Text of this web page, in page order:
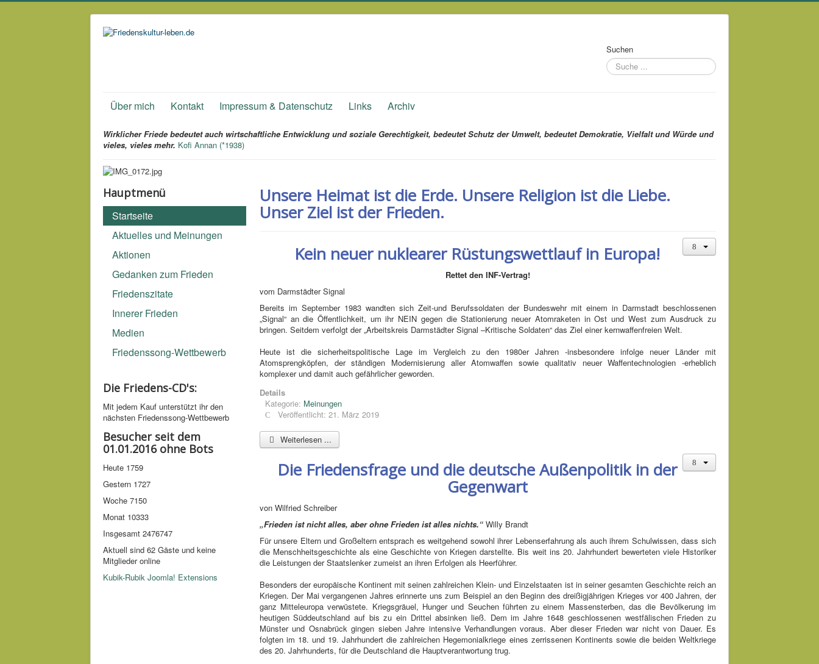
Suchen
Über mich Kontakt Impressum & Datenschutz Links Archiv
Wirklicher Friede bedeutet auch wirtschaftliche Entwicklung und soziale Gerechtigkeit, bedeutet Schutz der Umwelt, bedeutet Demokratie, Vielfalt und Würde und
vieles, vieles mehr. Kofi Annan (*1938)
Hauptmenü
Startseite
Aktuelles und Meinungen
Aktionen
Gedanken zum Frieden
Friedenszitate
Innerer Frieden
Medien
Friedenssong-Wettbewerb
Die Friedens-CD's:
Mit jedem Kauf unter­stützt ihr den
nächsten Friedens­song-­Wettbe­werb
Besucher seit dem
01.01.2016 ohne Bots
Heute 1759
Gestern 1727
Woche 7150
Monat 10333
Insgesamt 2476747
Aktuell sind 62 Gäste und keine
Mitglieder online
Kubik-Rubik Joomla! Extensions
Unsere Heimat ist die Erde. Unsere Religion ist die Liebe.
Unser Ziel ist der Frieden.
Kein neuer nuklearer Rüstungswettlauf in Europa!
Rettet den INF-Vertrag!
vom Darmstädter Signal
Bereits im September 1983 wandten sich Zeit-und Berufssoldaten der Bundeswehr mit einem in Darmstadt beschlossenen
„Signal“ an die Öffentlichkeit, um ihr NEIN gegen die Stationierung neuer Atomraketen in Ost und West zum Ausdruck zu
bringen. Seitdem verfolgt der „Arbeitskreis Darmstädter Signal –Kritische Soldaten“ das Ziel einer kernwaffenfreien Welt.
Heute ist die sicherheitspolitische Lage im Vergleich zu den 1980er Jahren -insbesondere infolge neuer Länder mit
Atomsprengköpfen, der ständigen Modernisierung aller Atomwaffen sowie qualitativ neuer Waffentechnologien -erheblich
komplexer und damit auch gefährlicher geworden.
Details
Kategorie: Meinungen
Veröffentlicht: 21. März 2019
Weiterlesen ...
Die Friedensfrage und die deutsche Außenpolitik in der
Gegenwart
von Wilfried Schreiber
„Frieden ist nicht alles, aber ohne Frieden ist alles nichts.“Willy Brandt
Für unsere Eltern und Großeltern entsprach es weitgehend sowohl ihrer Lebenserfahrung als auch ihrem Schulwissen, dass sich
die Menschheitsgeschichte als eine Geschichte von Kriegen darstellte. Bis weit ins 20. Jahrhundert bewerteten viele Historiker
die Leistungen der Staatslenker zumeist an ihren Erfolgen als Heerführer.
Besonders der europäische Kontinent mit seinen zahlreichen Klein- und Einzelstaaten ist in seiner gesamten Geschichte reich an
Kriegen. Der Mai vergangenen Jahres erinnerte uns zum Beispiel an den Beginn des dreißigjährigen Krieges vor 400 Jahren, der
ganz Mitteleuropa verwüstete. Kriegsgräuel, Hunger und Seuchen führten zu einem Massensterben, das die Bevölkerung im
heutigen Süddeutschland auf bis zu ein Drittel absinken ließ. Dem im Jahre 1648 geschlossenen westfälischen Frieden zu
Münster und Osnabrück gingen sieben Jahre intensive Verhandlungen voraus. Aber dieser Frieden war nicht von Dauer. Es
folgten im 18. und 19. Jahrhundert die zahlreichen Hegemonialkriege eines zerrissenen Kontinents sowie die beiden Weltkriege
des 20. Jahrhunderts, für die Deutschland die Hauptverantwortung trug.